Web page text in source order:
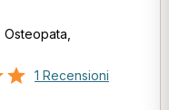
1 Recensioni